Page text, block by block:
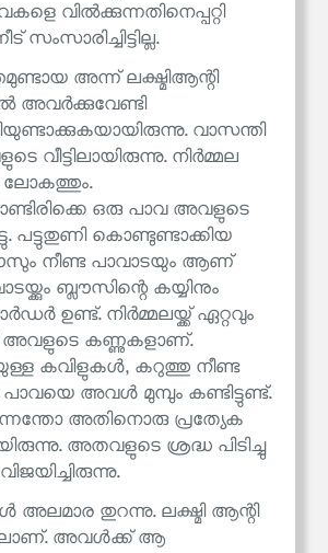
വിൽക്കുന്നതിനെപ്പറ്റി
സംസാരിച്ചിട്ടില്ല.
അന്ന് ലക്ഷ്മിആന്റി
അവർക്കുവേണ്ടി
വാസന്തി
വീട്ടിലായിരുന്നു. നിർമ്മല
ഒരു പാവ അവളുടെ
പട്ടുതുണി കൊണ്ടുണ്ടാക്കിയ
നീണ്ട പാവാടയും ആണ്
ബ്ലൗസിന്റെ കയ്യിനും
ഉണ്ട്. നിർമ്മലയ്ക്ക് ഏറ്റവും
അവളുടെ കണ്ണുകളാണ്.
കവിളുകൾ, കറുത്തു നീണ്ട
അവൾ മുമ്പും കണ്ടിട്ടുണ്ട്.
അതിനൊരു പ്രത്യേക
അതവളുടെ ശ്രദ്ധ പിടിച്ചു
തുറന്നു. ലക്ഷ്മി ആന്റി
അവൾക്ക് ആ